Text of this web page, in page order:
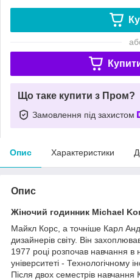
Що таке купити з Пром?
Замовлення під захистом
Опис Характеристики
Опис
Жіночий годинник Michael
Майкл Корс, а точніше Карл
дизайнерів світу. Він
1977 році розпочав навчання в
університеті - Технологічному
Після двох семестрів